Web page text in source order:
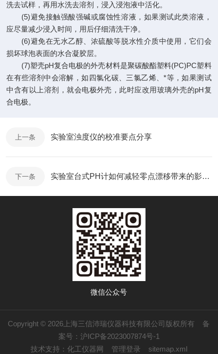
洗去试样，再用水洗去溶剂，浸入浸泡液中活化。
(5)避免接触强酸强碱或腐蚀性溶液，如果测试此类溶液，
应尽量减少浸入时间，用后仔细清洗干净。
(6)避免在无水乙醇、浓硫酸等脱水性介质中使用，它们会
损坏球泡表面的水合凝胶层。
(7)塑壳pH复合电极的外壳材料是聚碳酸酯塑料(PC)PC塑料
在有些溶剂中会溶解，如四氯化碳、三氯乙烯、*等，如果测试
中含有以上溶剂，就会电极外壳，此时应改用玻璃外壳的pH复
合电极。
上一条 实验室浊度仪的校准要点分享
下一条 实验室台式PH计如何减轻零点漂移带来的影响？
微信公众号
Copyright © 2026上海三信沛瑞仪器科技有限公司版权所有 备
案号：沪ICP备2023007874号-1
技术支持： 化工仪器网 管理登录 sitemap.xml